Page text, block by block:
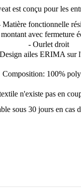
est conçu pour les
Matière fonctionnelle
avec fermeture
- Ourlet droit
ailes ERIMA sur
Composition: 100%
n'existe pas en
sous 30 jours en cas